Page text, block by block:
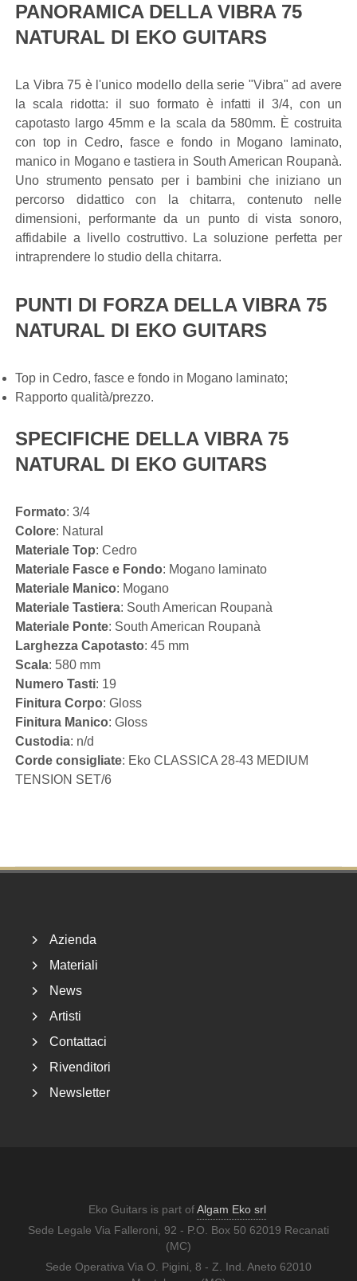
PANORAMICA DELLA VIBRA 75
NATURAL DI EKO GUITARS
La Vibra 75 è l'unico modello della serie "Vibra" ad avere
la scala ridotta: il suo formato è infatti il 3/4, con un
capotasto largo 45mm e la scala da 580mm. È costruita
con top in Cedro, fasce e fondo in Mogano laminato,
manico in Mogano e tastiera in South American Roupanà.
Uno strumento pensato per i bambini che iniziano un
percorso didattico con la chitarra, contenuto nelle
dimensioni, performante da un punto di vista sonoro,
affidabile a livello costruttivo. La soluzione perfetta per
intraprendere lo studio della chitarra.
PUNTI DI FORZA DELLA VIBRA 75
NATURAL DI EKO GUITARS
Top in Cedro, fasce e fondo in Mogano laminato;
Rapporto qualità/prezzo.
SPECIFICHE DELLA VIBRA 75
NATURAL DI EKO GUITARS
Formato: 3/4
Colore: Natural
Materiale Top: Cedro
Materiale Fasce e Fondo: Mogano laminato
Materiale Manico: Mogano
Materiale Tastiera: South American Roupanà
Materiale Ponte: South American Roupanà
Larghezza Capotasto: 45 mm
Scala: 580 mm
Numero Tasti: 19
Finitura Corpo: Gloss
Finitura Manico: Gloss
Custodia: n/d
Corde consigliate: Eko CLASSICA 28-43 MEDIUM
TENSION SET/6
Azienda
Materiali
News
Artisti
Contattaci
Rivenditori
Newsletter
Eko Guitars is part ofAlgam Eko srl
Sede Legale Via Falleroni, 92 - P.O. Box 50 62019 Recanati
(MC)
Sede Operativa Via O. Pigini, 8 - Z. Ind. Aneto 62010